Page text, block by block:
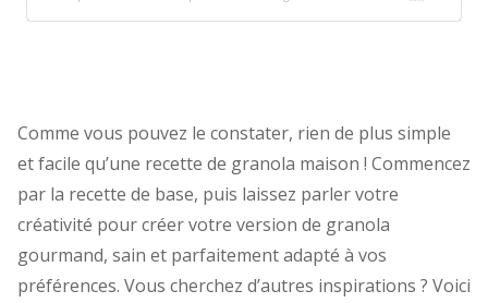
Comme vous pouvez le constater, rien de plus simple
et facile qu’une recette de granola maison ! Commencez
par la recette de base, puis laissez parler votre
créativité pour créer votre version de granola
gourmand, sain et parfaitement adapté à vos
préférences. Vous cherchez d’autres inspirations ? Voici